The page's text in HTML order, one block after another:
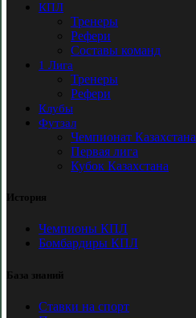
КПЛ
Тренеры
Рефери
Составы команд
1 Лига
Тренеры
Рефери
Клубы
Футзал
Чемпионат Казахстана
Первая лига
Кубок Казахстана
История
Чемпионы КПЛ
Бомбардиры КПЛ
База знаний
Ставки на спорт